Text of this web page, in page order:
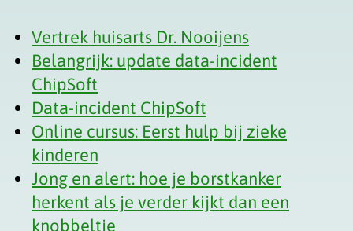
Vertrek huisarts Dr. Nooijens
Belangrijk: update data-incident
ChipSoft
Data-incident ChipSoft
Online cursus: Eerst hulp bij zieke
kinderen
Jong en alert: hoe je borstkanker
herkent als je verder kijkt dan een
knobbeltje